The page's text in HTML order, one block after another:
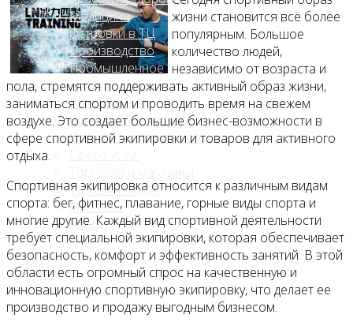
Медицина
Островки в ТЦ
Производство
Промышленное
производство
Развлечения
Сельское хозяйство
Строительство, ремонт
Туризм и отдых
Финансы
Хобби
Блог
жизни становится всё более
популярным. Большое
количество людей,
независимо от возраста и
пола, стремятся поддерживать активный образ жизни,
заниматься спортом и проводить время на свежем
воздухе. Это создает большие бизнес-возможности в
сфере спортивной экипировки и товаров для активного
отдыха.
Спортивная экипировка относится к различным видам
спорта: бег, фитнес, плавание, горные виды спорта и
многие другие. Каждый вид спортивной деятельности
требует специальной экипировки, которая обеспечивает
безопасность, комфорт и эффективность занятий. В этой
области есть огромный спрос на качественную и
инновационную спортивную экипировку, что делает ее
производство и продажу выгодным бизнесом.